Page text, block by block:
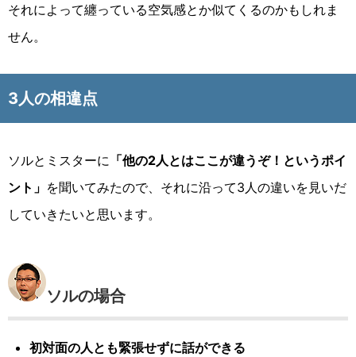
それによって纏っている空気感とか似てくるのかもしれま
せん。
3人の相違点
ソルとミスターに 「他の2人とはここが違うぞ！というポイ
ント」 を聞いてみたので、それに沿って3人の違いを見いだ
していきたいと思います。
ソルの場合
初対面の人とも緊張せずに話ができる